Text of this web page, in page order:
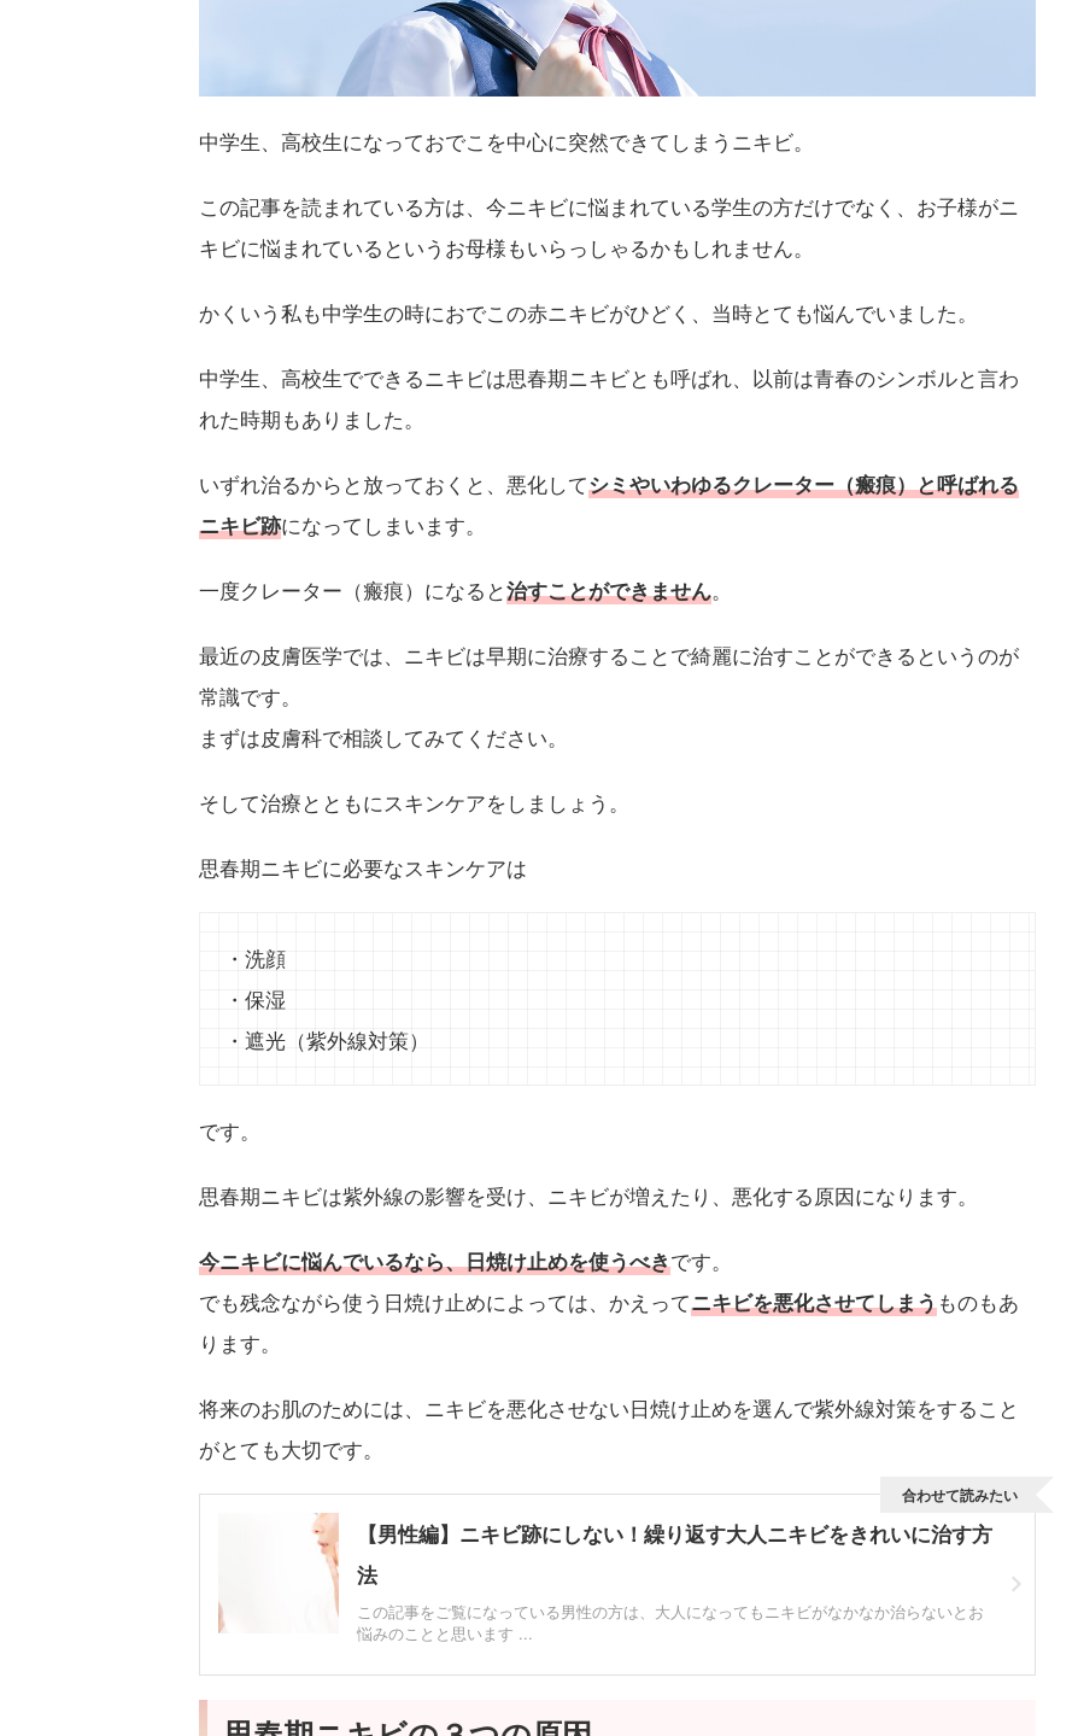
中学生、高校生になっておでこを中心に突然できてしまうニキビ。
この記事を読まれている方は、今ニキビに悩まれている学生の方だけでなく、お子様がニ
キビに悩まれているというお母様もいらっしゃるかもしれません。
かくいう私も中学生の時におでこの赤ニキビがひどく、当時とても悩んでいました。
中学生、高校生でできるニキビは思春期ニキビとも呼ばれ、以前は青春のシンボルと言わ
れた時期もありました。
いずれ治るからと放っておくと、悪化してシミやいわゆるクレーター（瘢痕）と呼ばれる
ニキビ跡になってしまいます。
一度クレーター（瘢痕）になると治すことができません。
最近の皮膚医学では、ニキビは早期に治療することで綺麗に治すことができるというのが
常識です。
まずは皮膚科で相談してみてください。
そして治療とともにスキンケアをしましょう。
思春期ニキビに必要なスキンケアは
・洗顔
・保湿
・遮光（紫外線対策）
です。
思春期ニキビは紫外線の影響を受け、ニキビが増えたり、悪化する原因になります。
今ニキビに悩んでいるなら、日焼け止めを使うべきです。
でも残念ながら使う日焼け止めによっては、かえってニキビを悪化させてしまうものもあ
ります。
将来のお肌のためには、ニキビを悪化させない日焼け止めを選んで紫外線対策をすること
がとても大切です。
【男性編】ニキビ跡にしない！繰り返す大人ニキビをきれいに治す方
法
この記事をご覧になっている男性の方は、大人になってもニキビがなかなか治らないとお
悩みのことと思います ...
合わせて読みたい